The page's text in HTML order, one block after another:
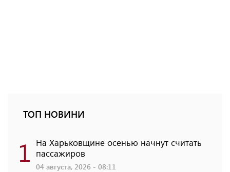
ТОП НОВИНИ
1 На Харьковщине осенью начнут считать
пассажиров
04 августа, 2026 - 08:11